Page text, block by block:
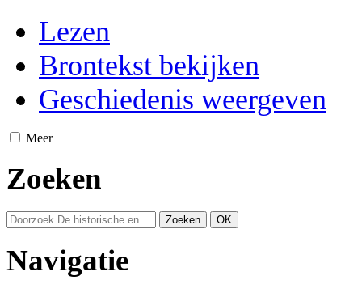
Lezen
Brontekst bekijken
Geschiedenis weergeven
Meer
Zoeken
Navigatie